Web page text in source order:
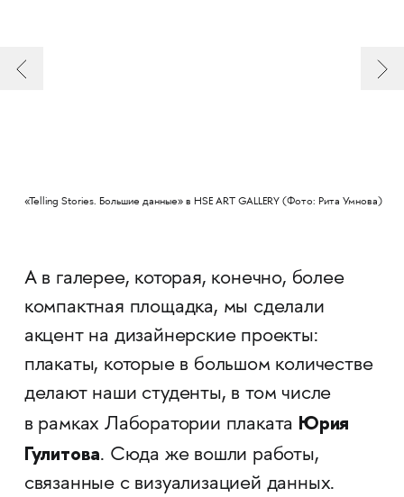
«Telling Stories. Большие данные» в HSE ART GALLERY (Фото: Рита Умнова)
А в галерее, которая, конечно, более
компактная площадка, мы сделали
акцент на дизайнерские проекты:
плакаты, которые в большом количестве
делают наши студенты, в том числе
в рамках Лаборатории плаката Юрия
Гулитова. Сюда же вошли работы,
связанные с визуализацией данных.